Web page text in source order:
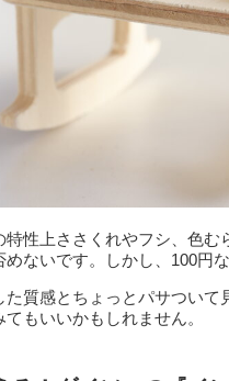
性上ささくれやフシ、色
ないです。しかし、100円
質感とちょっとパサつい
もいいかもしれません。